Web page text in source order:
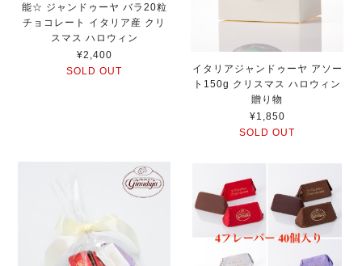
能☆ ジャンドゥーヤ バラ20粒
チョコレート イタリア産 クリ
スマス ハロウィン
¥2,400
SOLD OUT
イタリアジャンドゥーヤ アソー
ト150g クリスマス ハロウィン
贈り物
¥1,850
SOLD OUT